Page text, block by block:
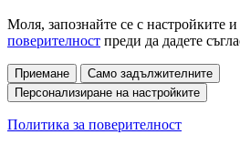
Моля, запознайте се с настройките
поверителност преди да дадете
Приемане
Само задължителните
Персонализиране на настройките
Политика за поверителност